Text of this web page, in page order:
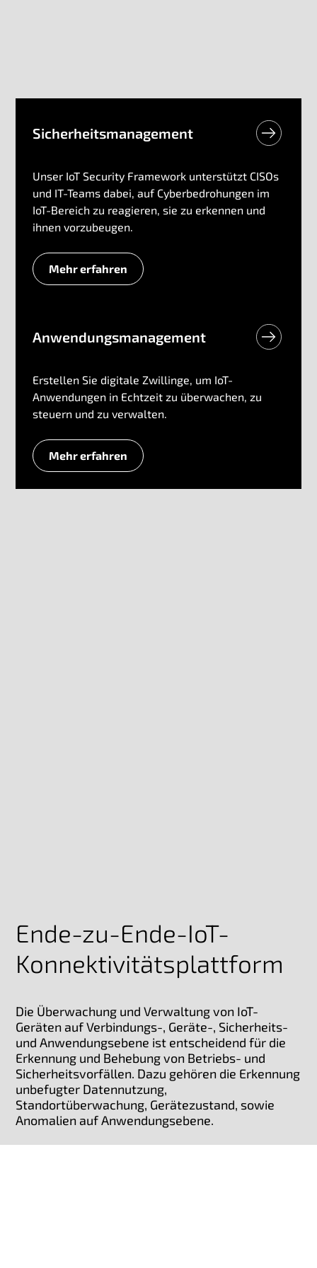
Sicherheitsmanagement
Unser IoT Security Framework unterstützt CISOs
und IT-Teams dabei, auf Cyberbedrohungen im
IoT-Bereich zu reagieren, sie zu erkennen und
ihnen vorzubeugen.
Mehr erfahren
Anwendungsmanagement
Erstellen Sie digitale Zwillinge, um IoT-
Anwendungen in Echtzeit zu überwachen, zu
steuern und zu verwalten.
Mehr erfahren
Ende-zu-Ende-IoT-
Konnektivitätsplattform
Die Überwachung und Verwaltung von IoT-
Geräten auf Verbindungs-, Geräte-, Sicherheits-
und Anwendungsebene ist entscheidend für die
Erkennung und Behebung von Betriebs- und
Sicherheitsvorfällen. Dazu gehören die Erkennung
unbefugter Datennutzung,
Standortüberwachung, Gerätezustand, sowie
Anomalien auf Anwendungsebene.